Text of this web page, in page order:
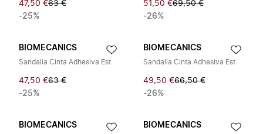
47,50 €63 €
-25%
51,50 €69,50 €
-26%
BIOMECANICS
Sandalia Cinta Adhesiva Est
47,50 €63 €
-25%
BIOMECANICS
Sandalia Cinta Adhesiva Est
49,50 €66,50 €
-26%
BIOMECANICS BIOMECANICS